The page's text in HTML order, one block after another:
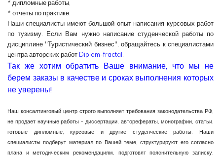
* дипломные работы,
* отчеты по практике.
Наши специалисты имеют большой опыт написания курсовых работ
по тузизму. Если Вам нужно написание студенческой работы по
дисциплине "Туристический бизнес", обращайтесь к специалистами
центра авторских работ Diplom-fractal.
Так же хотим обратить Ваше внимание, что мы не
берем заказы в качестве и сроках выполнения которых
не уверены!
Наш консалтинговый центр строго выполняет требования законодательства РФ,
не продает научные работы - диссертации, авторефераты, монографии, статьи,
готовые дипломные, курсовые и другие студенческие работы. Наши
специалисты подберут материал по Вашей теме, структурируют его согласно
плана и методическим рекомендациям, подготовят пояснительную записку,